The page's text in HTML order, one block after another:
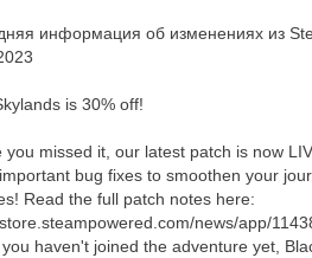
информация об изменениях из
is 30% off!
you missed it, our latest patch is now
bug fixes to smoothen your
Read the full patch notes here:
news/app/
you haven't joined the adventure yet,